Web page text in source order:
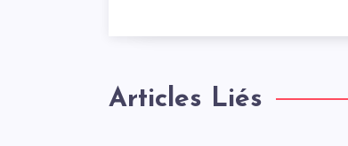
Articles Liés